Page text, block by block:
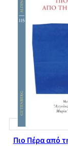
Πιο Πέρα από